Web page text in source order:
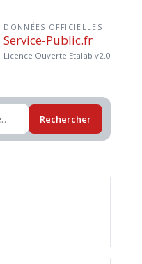
DONNÉES OFFICIELLES
Service-Public.fr
Licence Ouverte Etalab v2.0
Rechercher